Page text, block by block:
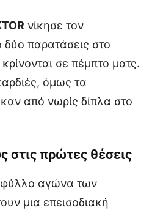
νίκησε τον
παρατάσεις στο
σε πέμπτο ματς.
όμως τα
από νωρίς δίπλα στο
στις πρώτες θέσεις
αγώνα των
μια επεισοδιακή